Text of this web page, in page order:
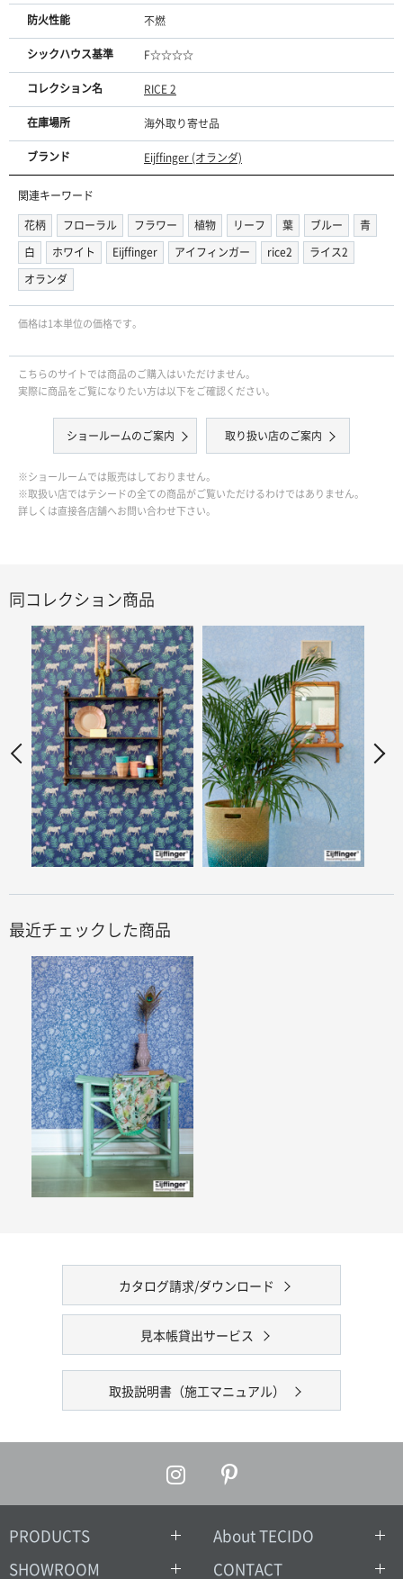
防火性能 不燃
シックハウス基準 F☆☆☆☆
コレクション名 RICE 2
在庫場所 海外取り寄せ品
ブランド Eijffinger (オランダ)
関連キーワード
花柄
フローラル フラワー 植物 リーフ 葉 ブルー
青
白
ホワイト Eijffinger アイフィンガー rice2
ライス2
オランダ
価格は1本単位の価格です。
こちらのサイトでは商品のご購入はいただけません。
実際に商品をご覧になりたい方は以下をご確認ください。
ショールームのご案内 取り扱い店のご案内
※ショールームでは販売はしておりません。
※取扱い店ではテシードの全ての商品がご覧いただけるわけではありません。
詳しくは直接各店舗へお問い合わせ下さい。
同コレクション商品
最近チェックした商品
カタログ請求/ダウンロード
見本帳貸出サービス
取扱説明書（施工マニュアル）
PRODUCTS
About TECIDO
SHOWROOM
CONTACT